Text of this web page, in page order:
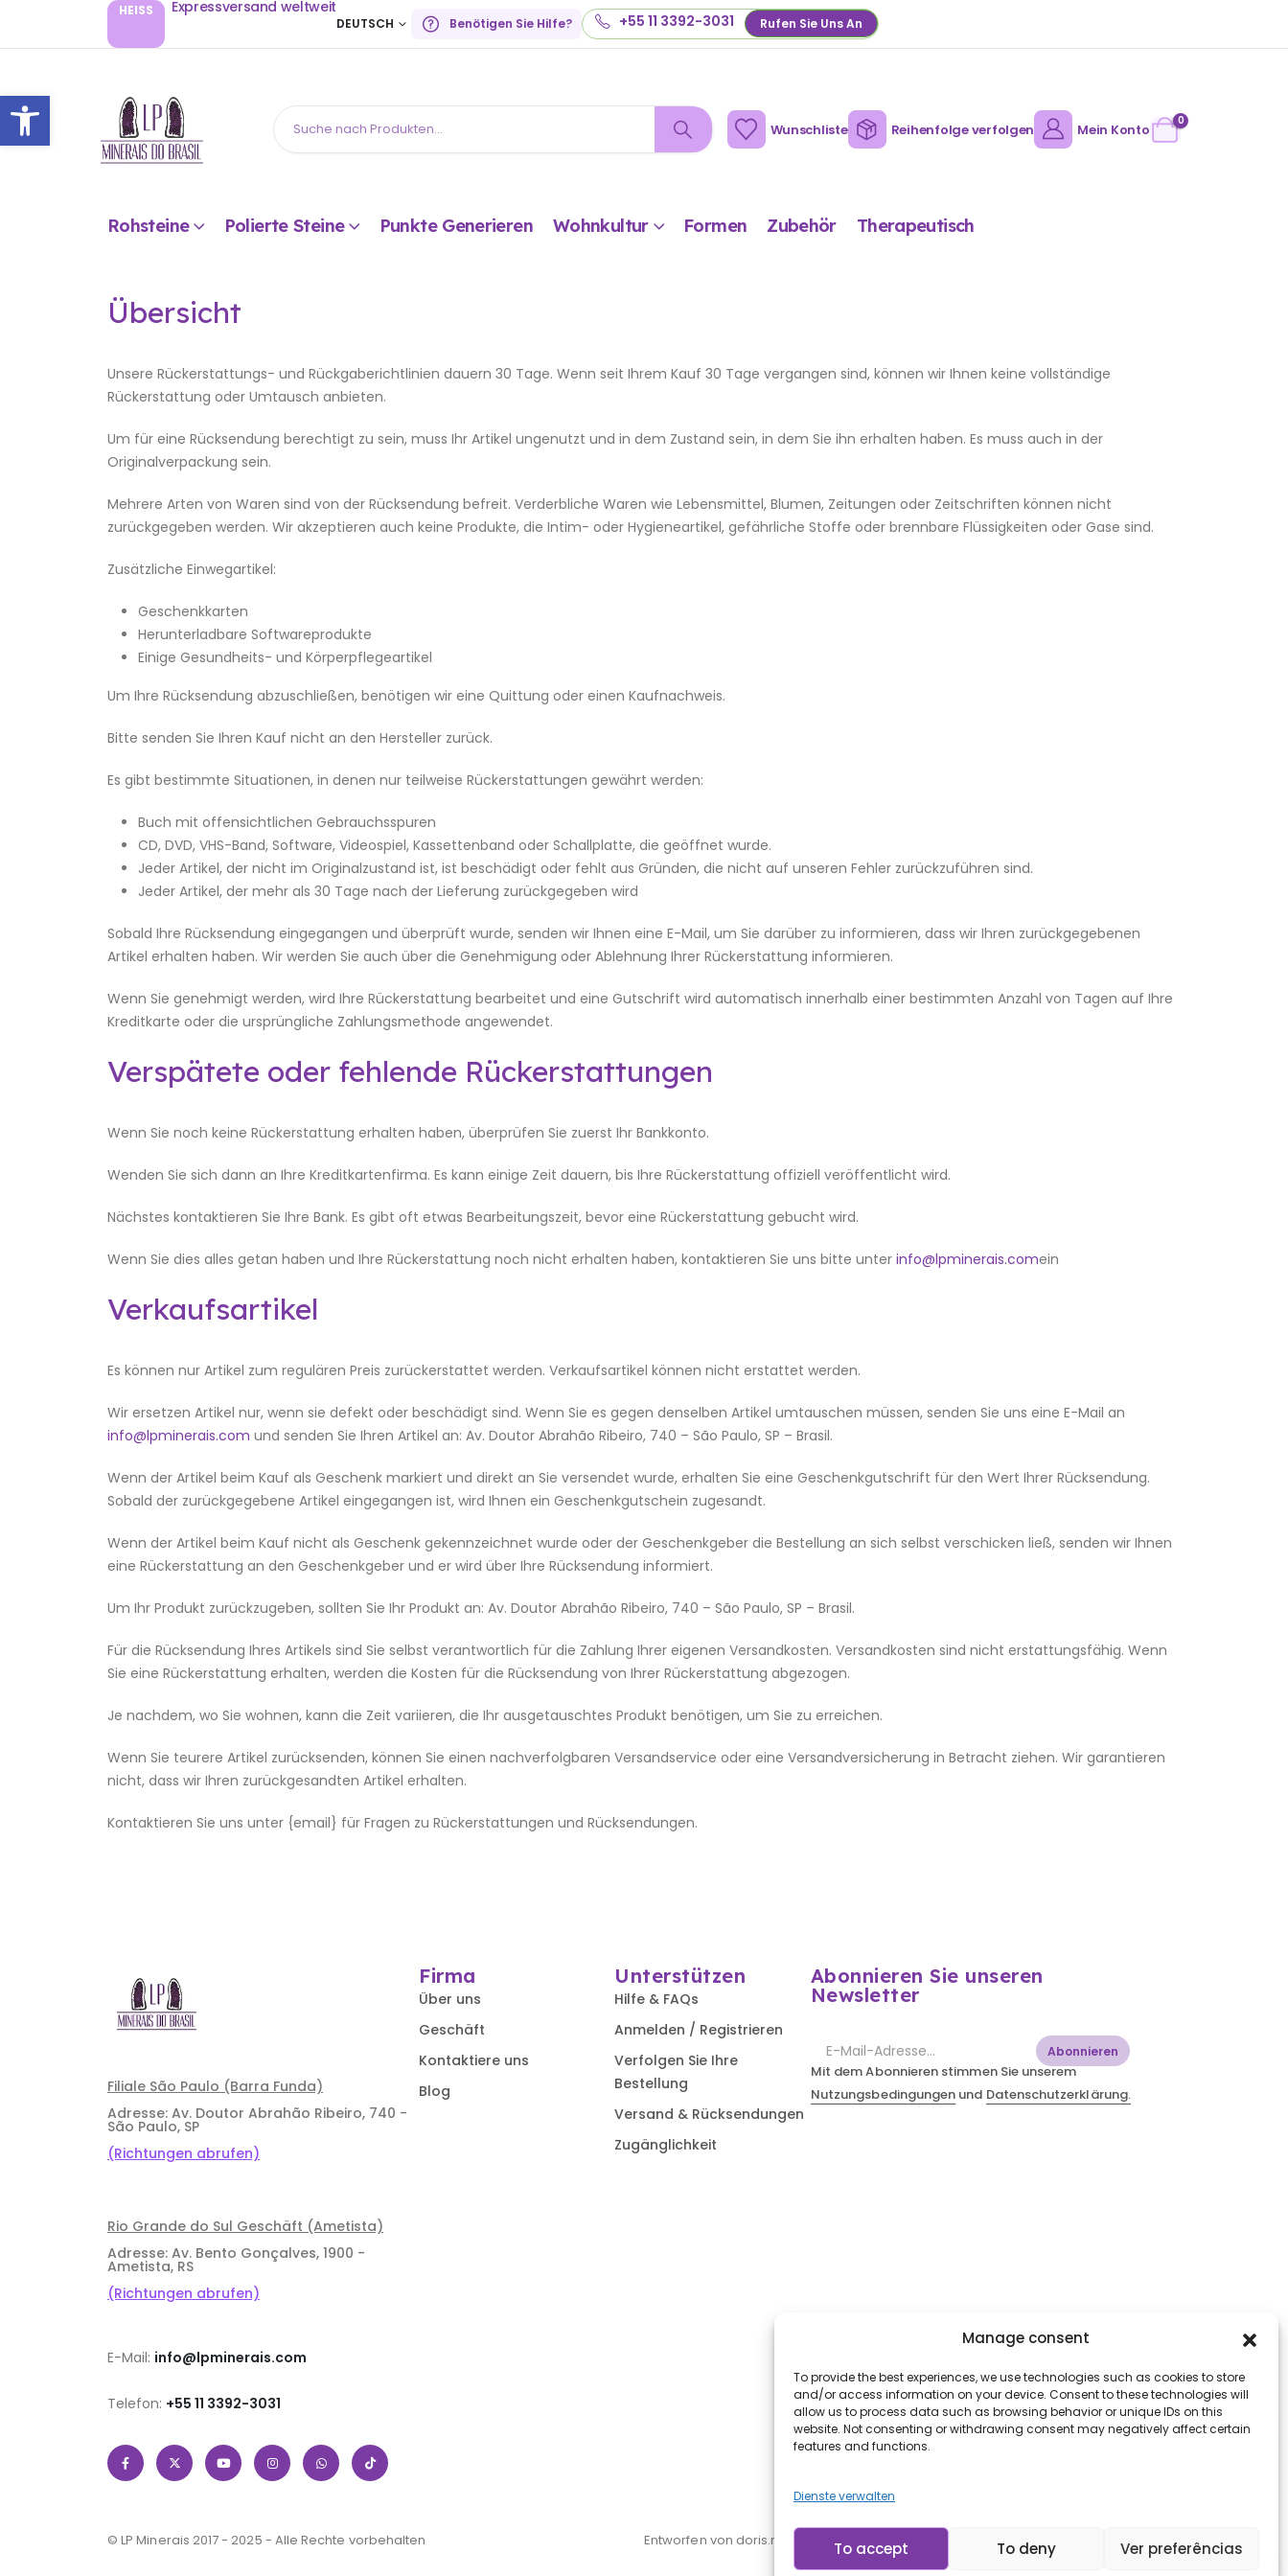
Open toolbar
Manage consent
To provide the best experiences, we use technologies such as cookies to store
and/or access information on your device. Consent to these technologies will
allow us to process data such as browsing behavior or unique IDs on this
website. Not consenting or withdrawing consent may negatively affect certain
features and functions.
Dienste verwalten
To accept To deny Ver preferências
HEISS Expressversand weltweit
DEUTSCH Benötigen Sie Hilfe? +55 11 3392-3031 Rufen Sie Uns An
Wunschliste Reihenfolge verfolgen Mein Konto
0
Rohsteine Polierte Steine Punkte Generieren Wohnkultur Formen Zubehör Therapeutisch
Übersicht
Unsere Rückerstattungs- und Rückgaberichtlinien dauern 30 Tage. Wenn seit Ihrem Kauf 30 Tage vergangen sind, können wir Ihnen keine vollständige
Rückerstattung oder Umtausch anbieten.
Um für eine Rücksendung berechtigt zu sein, muss Ihr Artikel ungenutzt und in dem Zustand sein, in dem Sie ihn erhalten haben. Es muss auch in der
Originalverpackung sein.
Mehrere Arten von Waren sind von der Rücksendung befreit. Verderbliche Waren wie Lebensmittel, Blumen, Zeitungen oder Zeitschriften können nicht
zurückgegeben werden. Wir akzeptieren auch keine Produkte, die Intim- oder Hygieneartikel, gefährliche Stoffe oder brennbare Flüssigkeiten oder Gase sind.
Zusätzliche Einwegartikel:
Geschenkkarten
Herunterladbare Softwareprodukte
Einige Gesundheits- und Körperpflegeartikel
Um Ihre Rücksendung abzuschließen, benötigen wir eine Quittung oder einen Kaufnachweis.
Bitte senden Sie Ihren Kauf nicht an den Hersteller zurück.
Es gibt bestimmte Situationen, in denen nur teilweise Rückerstattungen gewährt werden:
Buch mit offensichtlichen Gebrauchsspuren
CD, DVD, VHS-Band, Software, Videospiel, Kassettenband oder Schallplatte, die geöffnet wurde.
Jeder Artikel, der nicht im Originalzustand ist, ist beschädigt oder fehlt aus Gründen, die nicht auf unseren Fehler zurückzuführen sind.
Jeder Artikel, der mehr als 30 Tage nach der Lieferung zurückgegeben wird
Sobald Ihre Rücksendung eingegangen und überprüft wurde, senden wir Ihnen eine E-Mail, um Sie darüber zu informieren, dass wir Ihren zurückgegebenen
Artikel erhalten haben. Wir werden Sie auch über die Genehmigung oder Ablehnung Ihrer Rückerstattung informieren.
Wenn Sie genehmigt werden, wird Ihre Rückerstattung bearbeitet und eine Gutschrift wird automatisch innerhalb einer bestimmten Anzahl von Tagen auf Ihre
Kreditkarte oder die ursprüngliche Zahlungsmethode angewendet.
Verspätete oder fehlende Rückerstattungen
Wenn Sie noch keine Rückerstattung erhalten haben, überprüfen Sie zuerst Ihr Bankkonto.
Wenden Sie sich dann an Ihre Kreditkartenfirma. Es kann einige Zeit dauern, bis Ihre Rückerstattung offiziell veröffentlicht wird.
Nächstes kontaktieren Sie Ihre Bank. Es gibt oft etwas Bearbeitungszeit, bevor eine Rückerstattung gebucht wird.
Wenn Sie dies alles getan haben und Ihre Rückerstattung noch nicht erhalten haben, kontaktieren Sie uns bitte unter info@lpminerais.comein
Verkaufsartikel
Es können nur Artikel zum regulären Preis zurückerstattet werden. Verkaufsartikel können nicht erstattet werden.
Wir ersetzen Artikel nur, wenn sie defekt oder beschädigt sind. Wenn Sie es gegen denselben Artikel umtauschen müssen, senden Sie uns eine E-Mail an
info@lpminerais.com und senden Sie Ihren Artikel an: Av. Doutor Abrahão Ribeiro, 740 – São Paulo, SP – Brasil.
Wenn der Artikel beim Kauf als Geschenk markiert und direkt an Sie versendet wurde, erhalten Sie eine Geschenkgutschrift für den Wert Ihrer Rücksendung.
Sobald der zurückgegebene Artikel eingegangen ist, wird Ihnen ein Geschenkgutschein zugesandt.
Wenn der Artikel beim Kauf nicht als Geschenk gekennzeichnet wurde oder der Geschenkgeber die Bestellung an sich selbst verschicken ließ, senden wir Ihnen
eine Rückerstattung an den Geschenkgeber und er wird über Ihre Rücksendung informiert.
Um Ihr Produkt zurückzugeben, sollten Sie Ihr Produkt an: Av. Doutor Abrahão Ribeiro, 740 – São Paulo, SP – Brasil.
Für die Rücksendung Ihres Artikels sind Sie selbst verantwortlich für die Zahlung Ihrer eigenen Versandkosten. Versandkosten sind nicht erstattungsfähig. Wenn
Sie eine Rückerstattung erhalten, werden die Kosten für die Rücksendung von Ihrer Rückerstattung abgezogen.
Je nachdem, wo Sie wohnen, kann die Zeit variieren, die Ihr ausgetauschtes Produkt benötigen, um Sie zu erreichen.
Wenn Sie teurere Artikel zurücksenden, können Sie einen nachverfolgbaren Versandservice oder eine Versandversicherung in Betracht ziehen. Wir garantieren
nicht, dass wir Ihren zurückgesandten Artikel erhalten.
Kontaktieren Sie uns unter {email} für Fragen zu Rückerstattungen und Rücksendungen.
Filiale São Paulo (Barra Funda)
Adresse: Av. Doutor Abrahão Ribeiro, 740 -
São Paulo, SP
(Richtungen abrufen)
Rio Grande do Sul Geschäft (Ametista)
Adresse: Av. Bento Gonçalves, 1900 -
Ametista, RS
(Richtungen abrufen)
E-Mail: info@lpminerais.com
Telefon: +55 11 3392-3031
Firma
Über uns
Geschäft
Kontaktiere uns
Blog
Unterstützen
Hilfe & FAQs
Anmelden / Registrieren
Verfolgen Sie Ihre
Bestellung
Versand & Rücksendungen
Zugänglichkeit
Abonnieren Sie unseren
Newsletter
Abonnieren
Mit dem Abonnieren stimmen Sie unserem
Nutzungsbedingungen und Datenschutzerklärung.
© LP Minerais 2017 - 2025 - Alle Rechte vorbehalten Entworfen von doris.net.br